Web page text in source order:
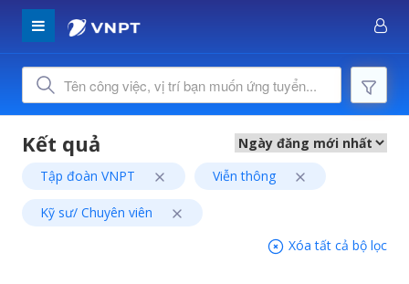
Tập đoàn VNPT Viễn thông
Kỹ sư/ Chuyên viên
Xóa tất cả bộ lọc